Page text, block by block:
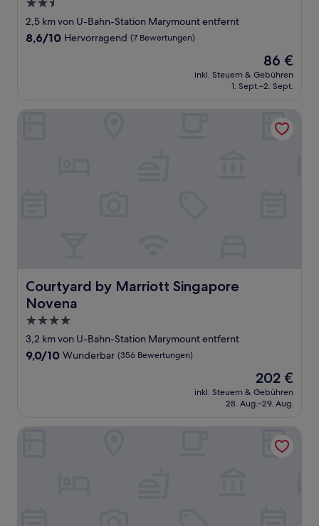
2.5-
Sterne-
Unterkunft
2,5 km von U-Bahn-Station Marymount entfernt
8.6
8,6/10 Hervorragend (7 Bewertungen)
Der
Preis
beträgt
86 €
inkl. Steuern & Gebühren
1. Sept.–2. Sept.
Courtyard by Marriott Singapore
Novena
Courtyard by Marriott Singapore Novena
4.0-
Sterne-
Unterkunft
3,2 km von U-Bahn-Station Marymount entfernt
9.0
9,0/10 Wunderbar (356 Bewertungen)
Der
Preis
beträgt
202 €
inkl. Steuern & Gebühren
28. Aug.–29. Aug.